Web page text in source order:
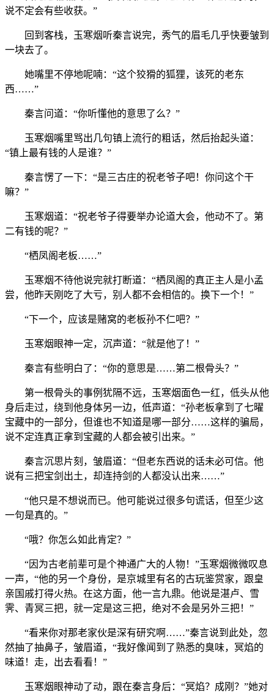
说不定会有些收获。”
回到客栈，玉寒烟听秦言说完，秀气的眉毛几乎快要皱到
一块去了。
她嘴里不停地呢喃：“这个狡猾的狐狸，该死的老东
西……”
秦言问道：“你听懂他的意思了么？”
玉寒烟嘴里骂出几句镇上流行的粗话，然后抬起头道：
“镇上最有钱的人是谁？”
秦言愣了一下：“是三古庄的祝老爷子吧！你问这个干
嘛？”
玉寒烟道：“祝老爷子得要举办论道大会，他动不了。第
二有钱的呢？”
“栖凤阁老板……”
玉寒烟不待他说完就打断道：“栖凤阁的真正主人是小孟
尝，他昨天刚吃了大亏，别人都不会相信的。换下一个！”
“下一个，应该是赌窝的老板孙不仁吧？”
玉寒烟眼神一定，沉声道：“就是他了！”
秦言有些明白了：“你的意思是……第二根骨头？”
第一根骨头的事例犹隔不远，玉寒烟面色一红，低头从他
身后走过，绕到他身体另一边，低声道：“孙老板拿到了七曜
宝藏中的一部分，但谁也不知道是哪一部分……这样的骗局，
说不定连真正拿到宝藏的人都会被引出来。”
秦言沉思片刻，皱眉道：“但老东西说的话未必可信。他
说有三把宝剑出土，却连持剑的人都没认出来……”
“他只是不想说而已。他可能说过很多句谎话，但至少这
一句是真的。”
“哦？你怎么如此肯定？”
“因为古老前辈可是个神通广大的人物！”玉寒烟微微叹息
一声，“他的另一个身份，是京城里有名的古玩鉴赏家，跟皇
亲国戚打得火热。在这方面，他一言九鼎。他说是湛卢、雪
霁、青冥三把，就一定是这三把，绝对不会是另外三把！”
“看来你对那老家伙是深有研究啊……”秦言说到此处，忽
然抽了抽鼻子，皱眉道，“我好像闻到了熟悉的臭味，冥焰的
味道！走，出去看看！”
玉寒烟眼神动了动，跟在秦言身后：“冥焰？成刚？”她对